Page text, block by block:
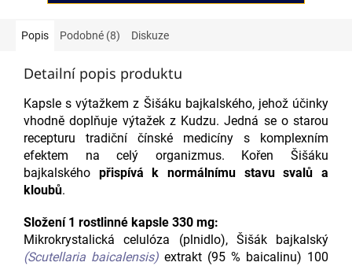
Popis Podobné (8) Diskuze
Detailní popis produktu
Kapsle s výtažkem z Šišáku bajkalského, jehož účinky
vhodně doplňuje výtažek z Kudzu. Jedná se o starou
recepturu tradiční čínské medicíny s komplexním
efektem na celý organizmus. Kořen Šišáku
bajkalského přispívá k normálnímu stavu svalů a
kloubů.
Složení 1 rostlinné kapsle 330 mg:
Mikrokrystalická celulóza (plnidlo), Šišák bajkalský
(Scutellaria baicalensis) extrakt (95 % baicalinu) 100